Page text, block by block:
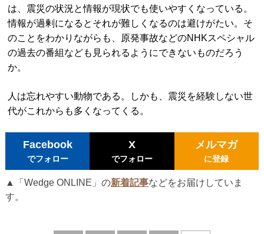
は、震災の状況と情報が現状でも使いやすくなっている。
情報が過剰になるとそれが難しくなるのは避けがたい。そ
のことをわかりながらも、原発事故などのNHKスペシャル
の過去の番組なども見られるようにできないものだろう
か。
人は忘れやすい動物である。しかも、震災を経験しない世
代がこれからも多くなってくる。
Facebook
でフォロー
X
でフォロー
メルマガ
に登録
▲「Wedge ONLINE」の新着記事などをお届けしていま
す。